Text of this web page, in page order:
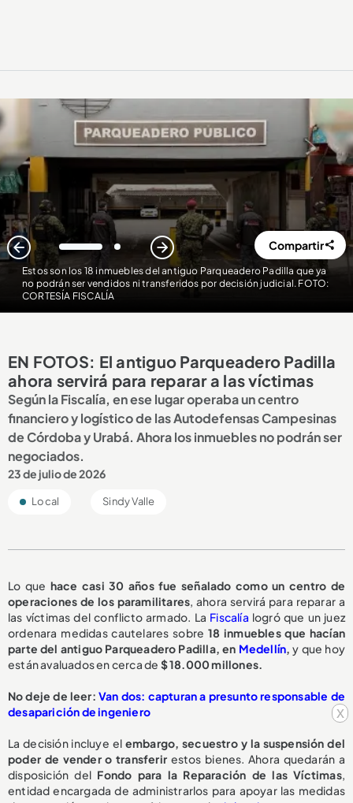
x
Estos son los 18 inmuebles del antiguo Parqueadero Padilla que ya
no podrán ser vendidos ni transferidos por decisión judicial. FOTO:
CORTESÍA FISCALÍA
1 2 Compartir
EN FOTOS: El antiguo Parqueadero Padilla
ahora servirá para reparar a las víctimas
Según la Fiscalía, en ese lugar operaba un centro
financiero y logístico de las Autodefensas Campesinas
de Córdoba y Urabá. Ahora los inmuebles no podrán ser
negociados.
23 de julio de 2026
Local Sindy Valle
Lo que hace casi 30 años fue señalado como un centro de
operaciones de los paramilitares, ahora servirá para reparar a
las víctimas del conflicto armado. La Fiscalía logró que un juez
ordenara medidas cautelares sobre 18 inmueblesque hacían
parte del antiguo Parqueadero Padilla, en Medellín, y que hoy
están avaluados en cerca de $ 18.000 millones.
No deje de leer: Van dos: capturan a presunto responsable de
desaparición de ingeniero
La decisión incluye el embargo, secuestro y la suspensión del
poder de vender o transferir estos bienes. Ahora quedarán a
disposición del Fondo para la Reparación de las Víctimas,
entidad encargada de administrarlos para apoyar las medidas